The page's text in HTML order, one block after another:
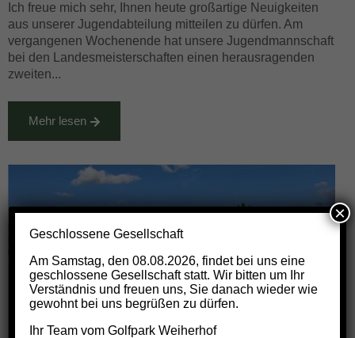
Ich freue mich sehr, Ihnen heute großartige Neuigkeiten
aus unserer Jugendabteilung mitteilen zu dürfen. Am
vergangenen Wochenende hat unsere Jugendmannschaft
bei den Landesmeisterschaften einen herausragenden
zweiten...
Mehr lesen
Geschlossene Gesellschaft
Am Samstag, den 08.08.2026, findet bei uns eine
geschlossene Gesellschaft statt. Wir bitten um Ihr
Verständnis und freuen uns, Sie danach wieder wie
gewohnt bei uns begrüßen zu dürfen.
Ihr Team vom Golfpark Weiherhof
×